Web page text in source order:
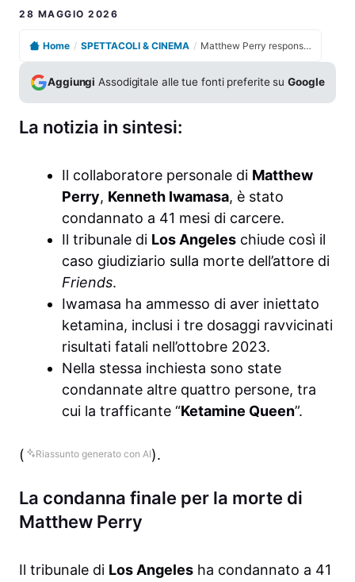
28 MAGGIO 2026
Home / SPETTACOLI & CINEMA / Matthew Perry responsabilità sull’assistente condannato per le dosi fatali
Aggiungi Assodigitale alle tue fonti preferite suGoogle
La notizia in sintesi:
Il collaboratore personale di Matthew
Perry, Kenneth Iwamasa, è stato
condannato a 41 mesi di carcere.
Il tribunale di Los Angeles chiude così il
caso giudiziario sulla morte dell’attore di
Friends.
Iwamasa ha ammesso di aver iniettato
ketamina, inclusi i tre dosaggi ravvicinati
risultati fatali nell’ottobre 2023.
Nella stessa inchiesta sono state
condannate altre quattro persone, tra
cui la trafficante “Ketamine Queen”.
( Riassunto generato con AI).
La condanna finale per la morte di
Matthew Perry
Il tribunale di Los Angeles ha condannato a 41